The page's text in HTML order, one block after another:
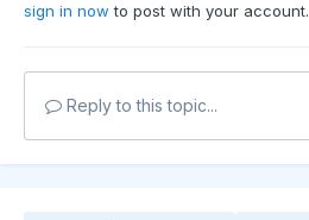
sign in now to post with your account.
Reply to this topic...